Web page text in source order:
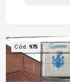
Cód. 975